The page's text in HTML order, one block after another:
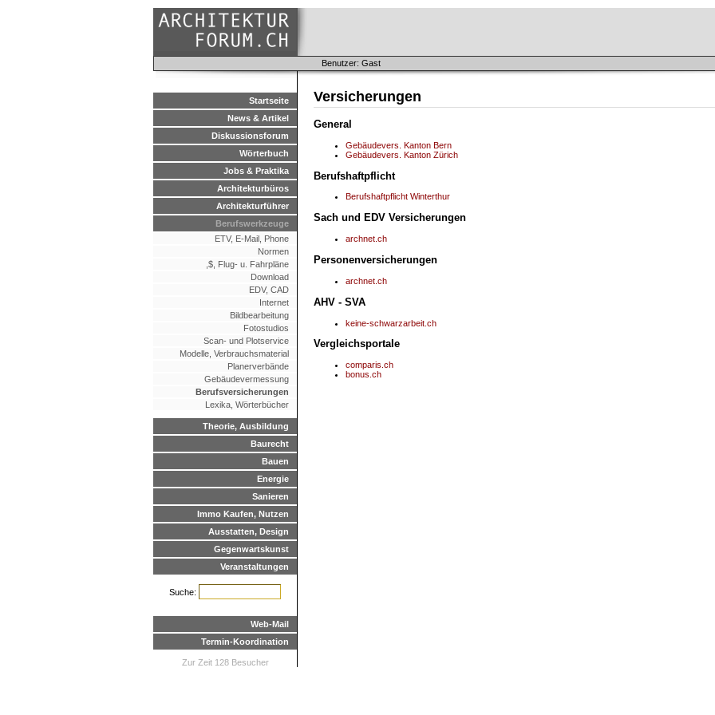
Benutzer: Gast
Startseite
News & Artikel
Diskussionsforum
Wörterbuch
Jobs & Praktika
Architekturbüros
Architekturführer
Berufswerkzeuge
ETV, E-Mail, Phone
Normen
,$, Flug- u. Fahrpläne
Download
EDV, CAD
Internet
Bildbearbeitung
Fotostudios
Scan- und Plotservice
Modelle, Verbrauchsmaterial
Planerverbände
Gebäudevermessung
Berufsversicherungen
Lexika, Wörterbücher
Theorie, Ausbildung
Baurecht
Bauen
Energie
Sanieren
Immo Kaufen, Nutzen
Ausstatten, Design
Gegenwartskunst
Veranstaltungen
Suche:
Web-Mail
Termin-Koordination
Zur Zeit 128 Besucher
Versicherungen
General
Gebäudevers. Kanton Bern
Gebäudevers. Kanton Zürich
Berufshaftpflicht
Berufshaftpflicht Winterthur
Sach und EDV Versicherungen
archnet.ch
Personenversicherungen
archnet.ch
AHV - SVA
keine-schwarzarbeit.ch
Vergleichsportale
comparis.ch
bonus.ch